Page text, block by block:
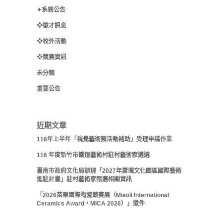
✦系務公告
❖徵才訊息
❖校外活動
❖競賽資訊
未分類
重要公告
近期文章
116年上半年「視覺藝術類活動補助」受理申請作業
116 年度新竹市鐵道藝術村駐村藝術家遴選
臺南市政府文化局辦理「2027年蕭瓏文化園區國際藝術
進駐計畫」駐村藝術家甄選相關資訊
「2026苗栗國際陶瓷競賽展（Miaoli International
Ceramics Award，MICA 2026）」徵件